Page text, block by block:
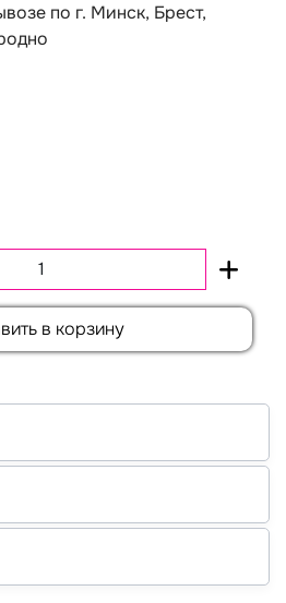
по г. Минск, Брест,
в корзину